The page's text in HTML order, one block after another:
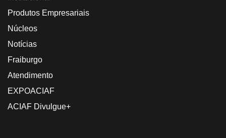
Produtos Empresariais
Núcleos
Notícias
Fraiburgo
Atendimento
EXPOACIAF
ACIAF Divulgue+